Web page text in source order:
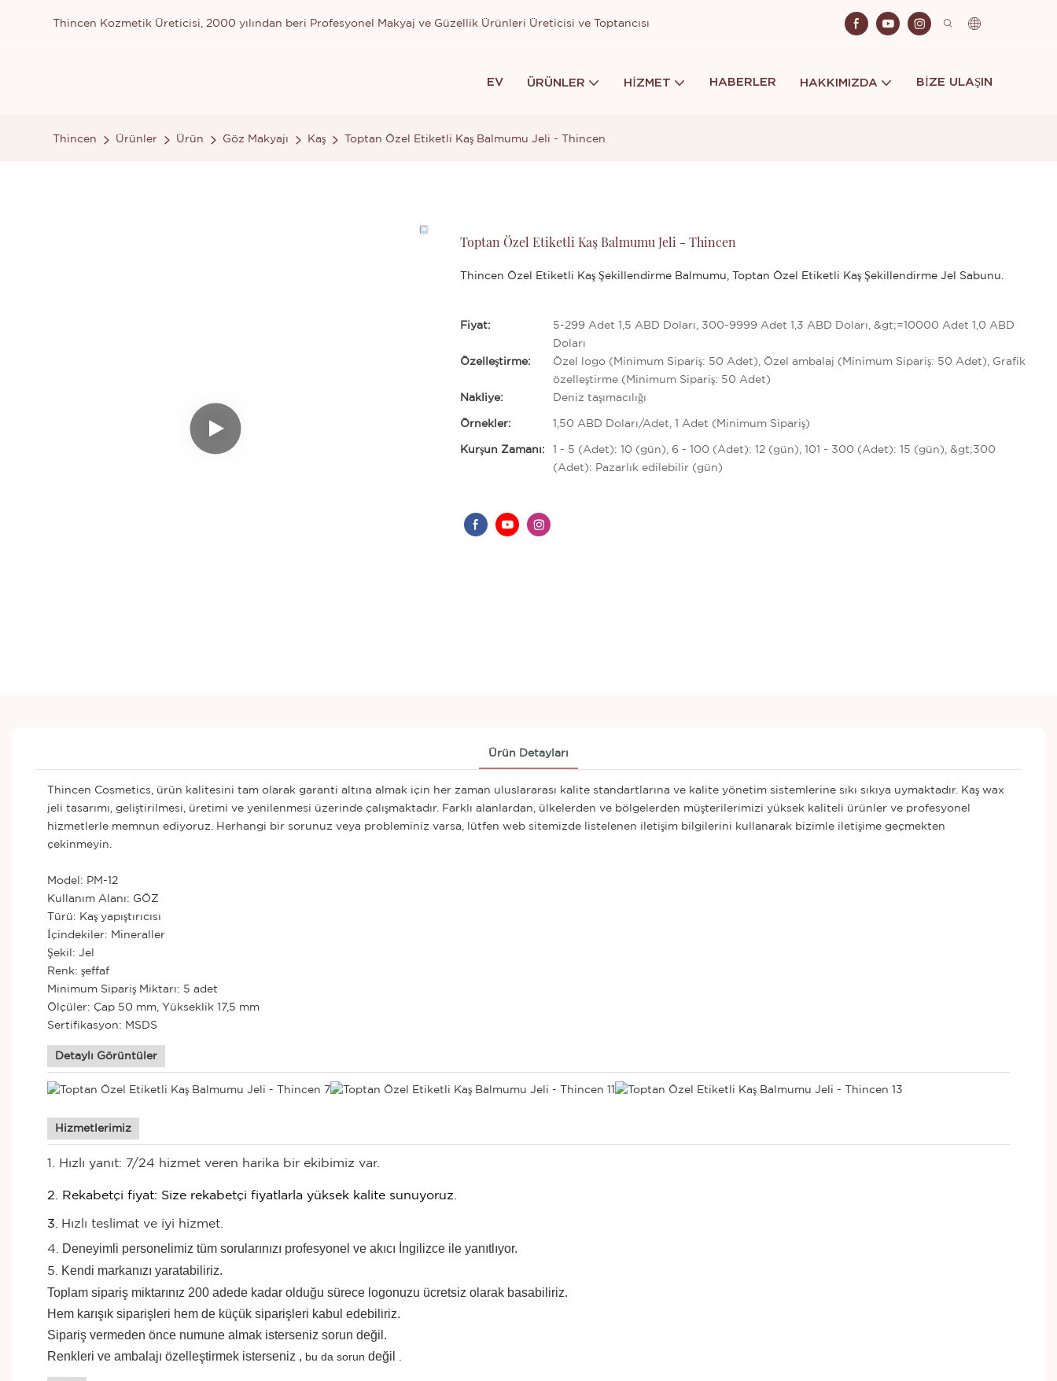
Thincen Kozmetik Üreticisi, 2000 yılından beri Profesyonel Makyaj ve Güzellik Ürünleri Üreticisi ve Toptancısı
EV ÜRÜNLER HIZMET HABERLER HAKKIMIZDA BIZE ULAŞIN
Thincen Ürünler Ürün Göz Makyajı Kaş Toptan Özel Etiketli Kaş Balmumu Jeli - Thincen
Toptan Özel Etiketli Kaş Balmumu Jeli - Thincen
Thincen Özel Etiketli Kaş Şekillendirme Balmumu, Toptan Özel Etiketli Kaş Şekillendirme Jel Sabunu.
Fiyat:
5-299 Adet 1,5 ABD Doları, 300-9999 Adet 1,3 ABD Doları, &gt;=10000 Adet 1,0 ABD
Doları
Özelleştirme:
Özel logo (Minimum Sipariş: 50 Adet), Özel ambalaj (Minimum Sipariş: 50 Adet), Grafik
özelleştirme (Minimum Sipariş: 50 Adet)
Nakliye:
Deniz taşımacılığı
Örnekler: 1,50 ABD Doları/Adet, 1 Adet (Minimum Sipariş)
Kurşun Zamanı:
1 - 5 (Adet): 10 (gün), 6 - 100 (Adet): 12 (gün), 101 - 300 (Adet): 15 (gün), &gt;300
(Adet): Pazarlık edilebilir (gün)
Ürün Detayları
Thincen Cosmetics, ürün kalitesini tam olarak garanti altına almak için her zaman uluslararası kalite standartlarına ve kalite yönetim sistemlerine sıkı sıkıya uymaktadır. Kaş wax
jeli tasarımı, geliştirilmesi, üretimi ve yenilenmesi üzerinde çalışmaktadır. Farklı alanlardan, ülkelerden ve bölgelerden müşterilerimizi yüksek kaliteli ürünler ve profesyonel
hizmetlerle memnun ediyoruz. Herhangi bir sorunuz veya probleminiz varsa, lütfen web sitemizde listelenen iletişim bilgilerini kullanarak bizimle iletişime geçmekten
çekinmeyin.
Model: PM-12
Kullanım Alanı: GÖZ
Türü: Kaş yapıştırıcısı
İçindekiler: Mineraller
Şekil: Jel
Renk: şeffaf
Minimum Sipariş Miktarı: 5 adet
Ölçüler: Çap 50 mm, Yükseklik 17,5 mm
Sertifikasyon: MSDS
Detaylı Görüntüler
Hizmetlerimiz
1. Hızlı yanıt: 7/24 hizmet veren harika bir ekibimiz var.
2. Rekabetçi fiyat: Size rekabetçi fiyatlarla yüksek kalite sunuyoruz.
3. Hızlı teslimat ve iyi hizmet.
4. Deneyimli personelimiz tüm sorularınızı profesyonel ve akıcı İngilizce ile yanıtlıyor.
5.
Kendi markanızı yaratabiliriz.
Toplam sipariş miktarınız 200 adede kadar olduğu sürece logonuzu ücretsiz olarak basabiliriz.
Hem karışık siparişleri hem de küçük siparişleri kabul edebiliriz.
Sipariş vermeden önce numune almak isterseniz sorun değil.
Renkleri ve ambalajı özelleştirmek isterseniz , bu da sorun değil